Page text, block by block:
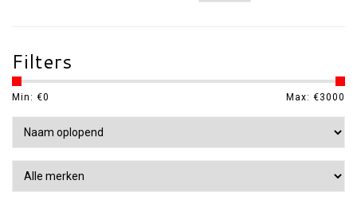
Filters
Min: €0 Max: €3000